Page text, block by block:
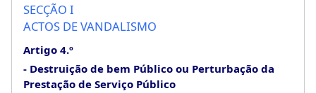
SECÇÃO I
ACTOS DE VANDALISMO
Artigo 4.º
Destruição de bem Público ou Perturbação da
Prestação de Serviço Público